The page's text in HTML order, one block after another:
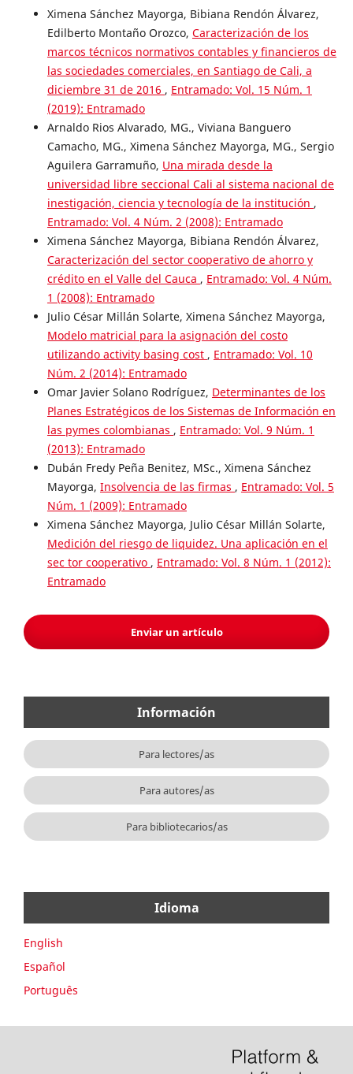
Ximena Sánchez Mayorga, Bibiana Rendón Álvarez,
Edilberto Montaño Orozco, Caracterización de los
marcos técnicos normativos contables y financieros de
las sociedades comerciales, en Santiago de Cali, a
diciembre 31 de 2016 , Entramado: Vol. 15 Núm. 1
(2019): Entramado
Arnaldo Rios Alvarado, MG., Viviana Banguero
Camacho, MG., Ximena Sánchez Mayorga, MG., Sergio
Aguilera Garramuño, Una mirada desde la
universidad libre seccional Cali al sistema nacional de
inestigación, ciencia y tecnología de la institución ,
Entramado: Vol. 4 Núm. 2 (2008): Entramado
Ximena Sánchez Mayorga, Bibiana Rendón Álvarez,
Caracterización del sector cooperativo de ahorro y
crédito en el Valle del Cauca , Entramado: Vol. 4 Núm.
1 (2008): Entramado
Julio César Millán Solarte, Ximena Sánchez Mayorga,
Modelo matricial para la asignación del costo
utilizando activity basing cost , Entramado: Vol. 10
Núm. 2 (2014): Entramado
Omar Javier Solano Rodríguez, Determinantes de los
Planes Estratégicos de los Sistemas de Información en
las pymes colombianas , Entramado: Vol. 9 Núm. 1
(2013): Entramado
Dubán Fredy Peña Benitez, MSc., Ximena Sánchez
Mayorga, Insolvencia de las firmas , Entramado: Vol. 5
Núm. 1 (2009): Entramado
Ximena Sánchez Mayorga, Julio César Millán Solarte,
Medición del riesgo de liquidez. Una aplicación en el
sec tor cooperativo , Entramado: Vol. 8 Núm. 1 (2012):
Entramado
Enviar un artículo
Información
Para lectores/as
Para autores/as
Para bibliotecarios/as
Idioma
English
Español
Português